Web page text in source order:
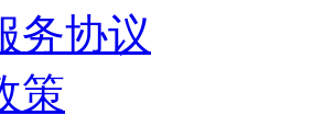
务协议
策